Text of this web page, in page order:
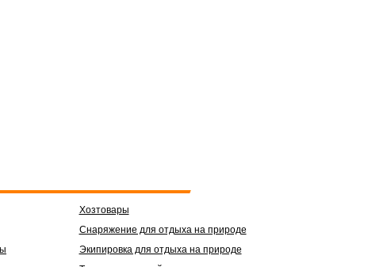
Хозтовары
Снаряжение для отдыха на природе
Экипировка для отдыха на природе